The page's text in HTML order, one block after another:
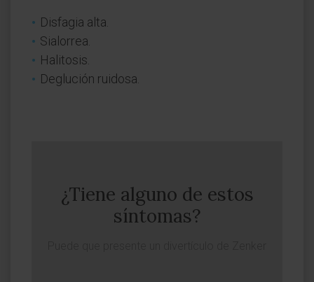
Disfagia alta.
Sialorrea.
Halitosis.
Deglución ruidosa.
¿Tiene alguno de estos
síntomas?